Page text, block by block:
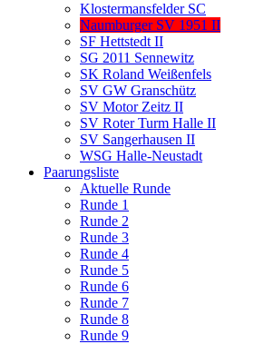
Klostermansfelder SC
Naumburger SV 1951 II
SF Hettstedt II
SG 2011 Sennewitz
SK Roland Weißenfels
SV GW Granschütz
SV Motor Zeitz II
SV Roter Turm Halle II
SV Sangerhausen II
WSG Halle-Neustadt
Paarungsliste
Aktuelle Runde
Runde 1
Runde 2
Runde 3
Runde 4
Runde 5
Runde 6
Runde 7
Runde 8
Runde 9